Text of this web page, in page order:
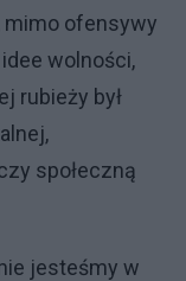
mimo ofensywy
wolności,
rubieży był
społeczną
jesteśmy w